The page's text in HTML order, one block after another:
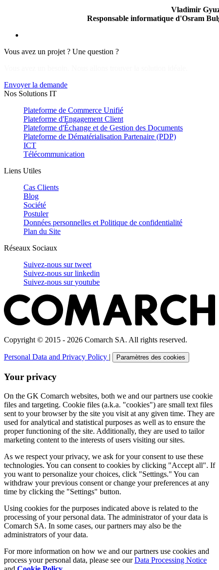
Vladimir
Responsable informatique d'Osram
Vous avez un projet ? Une question ?
Envoyer la demande
Nos Solutions IT
Plateforme de Commerce Unifié
Plateforme d'Engagement Client
Plateforme d'Échange et de Gestion des Documents
Plateforme de Dématérialisation Partenaire (PDP)
ICT
Télécommunication
Liens Utiles
Cas Clients
Blog
Société
Postuler
Données personnelles et Politique de confidentialité
Plan du Site
Réseaux Sociaux
Suivez-nous surtweet
Suivez-nous surlinkedin
Suivez-nous suryoutube
Copyright © 2015 - 2026 Comarch SA. All rights reserved.
Personal Data and Privacy Policy | Paramètres des cookies
Your privacy
On the GK Comarch websites, both we and our partners use cookie
files and targeting. Cookie files (a.k.a. "cookies") are small text files
sent to your browser by the site you visit at any given time. They are
used for analytical and statistical purposes as well as to ensure the
proper functioning of the site. Additionally, they are used to tailor
marketing content to the interests of users visiting our sites.
As we respect your privacy, we ask for your consent to use these
technologies. You can consent to cookies by clicking "Accept all". If
you want to personalize your choices, click "Settings." You can
withdraw your previous consent or change your preferences at any
time by clicking the "Settings" button.
Using cookies for the purposes indicated above is related to the
processing of your personal data. The administrator of your data is
Comarch SA. In some cases, our partners may also be the
administrators of your data.
For more information on how we and our partners use cookies and
process your personal data, please see ourData Processing Notice